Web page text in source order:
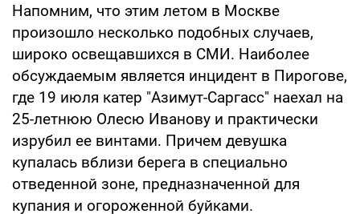
Напомним, что этим летом в Москве
произошло несколько подобных случаев,
широко освещавшихся в СМИ. Наиболее
обсуждаемым является инцидент в Пирогове,
где 19 июля катер "Азимут-Саргасс" наехал на
25-летнюю Олесю Иванову и практически
изрубил ее винтами. Причем девушка
купалась вблизи берега в специально
отведенной зоне, предназначенной для
купания и огороженной буйками.